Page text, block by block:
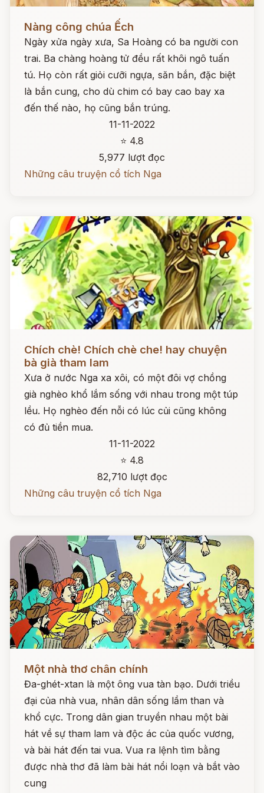
Nàng công chúa Ếch
Ngày xửa ngày xưa, Sa Hoàng có ba người con
trai. Ba chàng hoàng tử đều rất khôi ngô tuấn
tú. Họ còn rất giỏi cưỡi ngựa, săn bắn, đặc biệt
là bắn cung, cho dù chim có bay cao bay xa
đến thế nào, họ cũng bắn trúng.
11-11-2022
⭐ 4.8
5,977 lượt đọc
Những câu truyện cổ tích Nga
Chích chè! Chích chè che! hay chuyện
bà già tham lam
Xưa ở nước Nga xa xôi, có một đôi vợ chồng
già nghèo khổ lắm sống với nhau trong một túp
lều. Họ nghèo đến nỗi có lúc củi cũng không
có đủ tiền mua.
11-11-2022
⭐ 4.8
82,710 lượt đọc
Những câu truyện cổ tích Nga
Một nhà thơ chân chính
Đa-ghét-xtan là một ông vua tàn bạo. Dưới triều
đại của nhà vua, nhân dân sống lầm than và
khổ cực. Trong dân gian truyền nhau một bài
hát về sự tham lam và độc ác của quốc vương,
và bài hát đến tai vua. Vua ra lệnh tìm bằng
được nhà thơ đã làm bài hát nổi loạn và bắt vào
cung